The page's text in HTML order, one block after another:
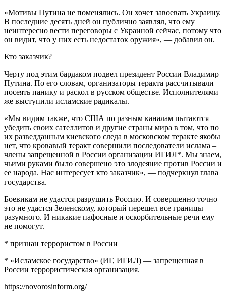
«Мотивы Путина не поменялись. Он хочет завоевать Украину.
В последние десять дней он публично заявлял, что ему
неинтересно вести переговоры с Украиной сейчас, потому что
он видит, что у них есть недостаток оружия», — добавил он.
Кто заказчик?
Черту под этим бардаком подвел президент России Владимир
Путина. По его словам, организаторы теракта рассчитывали
посеять панику и раскол в русском обществе. Исполнителями
же выступили исламские радикалы.
«Мы видим также, что США по разным каналам пытаются
убедить своих сателлитов и другие страны мира в том, что по
их разведданным киевского следа в московском теракте якобы
нет, что кровавый теракт совершили последователи ислама –
члены запрещенной в России организации ИГИЛ*. Мы знаем,
чьими руками было совершено это злодеяние против России и
ее народа. Нас интересует кто заказчик», — подчеркнул глава
государства.
Боевикам не удастся разрушить Россию. И совершенно точно
это не удастся Зеленскому, который перешел все границы
разумного. И никакие пафосные и оскорбительные речи ему
не помогут.
* признан террористом в России
* «Исламское государство» (ИГ, ИГИЛ) — запрещенная в
России террористическая организация.
https://novorosinform.org/